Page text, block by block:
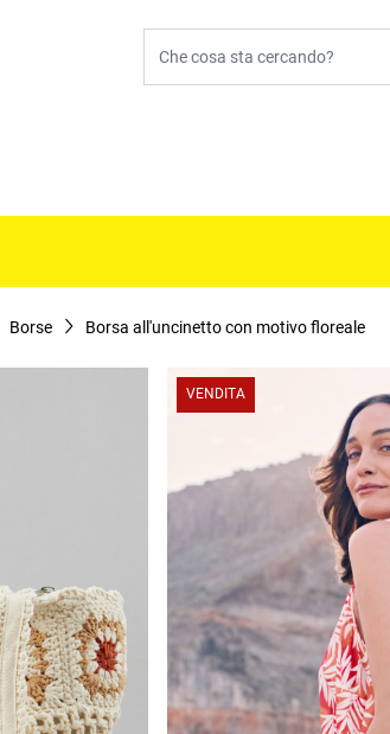
Borse Borsa all'uncinetto con motivo floreale
VENDITA